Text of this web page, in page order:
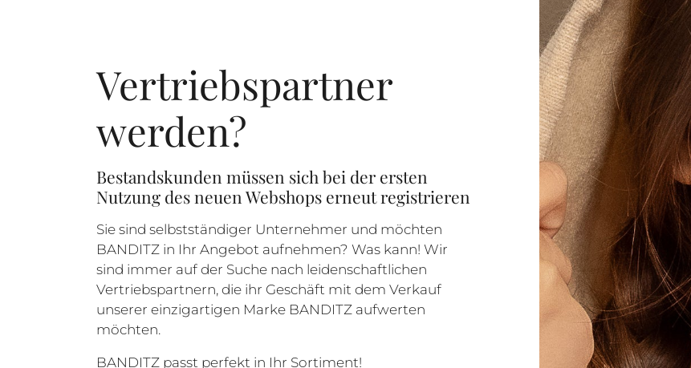
Vertriebspartner
werden?
Bestandskunden müssen sich bei der ersten
Nutzung des neuen Webshops erneut registrieren
Sie sind selbstständiger Unternehmer und möchten
BANDITZ in Ihr Angebot aufnehmen? Was kann! Wir
sind immer auf der Suche nach leidenschaftlichen
Vertriebspartnern, die ihr Geschäft mit dem Verkauf
unserer einzigartigen Marke BANDITZ aufwerten
möchten.
BANDITZ passt perfekt in Ihr Sortiment!